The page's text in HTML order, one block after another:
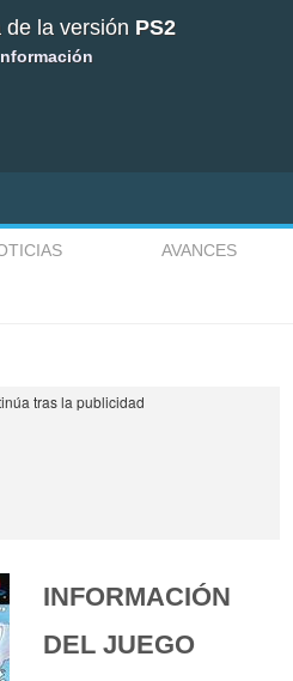
de la versión PS2
AVANCES
INFORMACIÓN
DEL JUEGO